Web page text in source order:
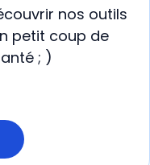
nos outils
petit coup de
; )